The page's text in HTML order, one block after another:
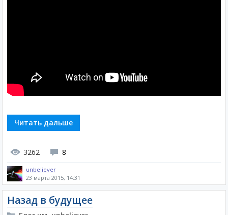
Читать дальше
3262 8
unbeliever
23 марта 2015, 14:31
Назад в будущее